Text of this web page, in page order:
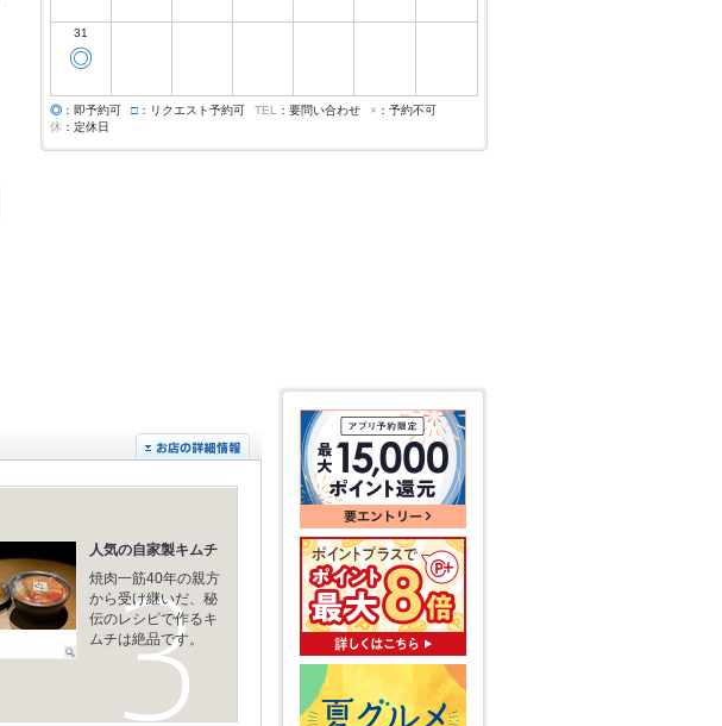
31
◎
◎ ：即予約可 □ ：リクエスト予約可 TEL ：要問い合わせ × ：予約不可
休 ：定休日
人気の自家製キムチ
焼肉一筋40年の親方
から受け継いだ、秘
伝のレシピで作るキ
ムチは絶品です。